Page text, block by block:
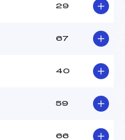
29
67
40
59
66